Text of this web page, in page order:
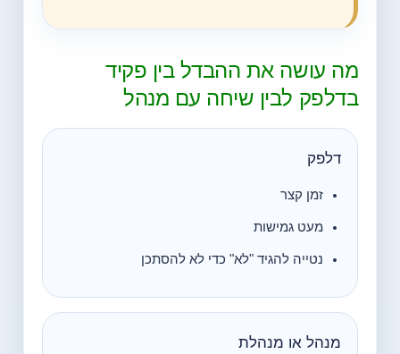
מה עושה את ההבדל בין פקיד
בדלפק לבין שיחה עם מנהל
דלפק
זמן קצר
מעט גמישות
נטייה להגיד "לא" כדי לא להסתכן
מנהל או מנהלת